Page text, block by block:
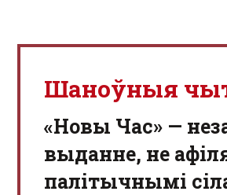
Шаноўныя
«Новы Час» —
выданне, не
палітычнымі